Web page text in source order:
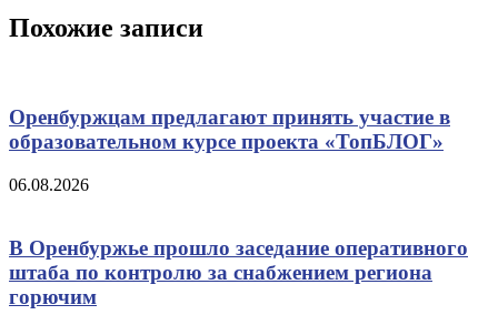
Похожие записи
Оренбуржцам предлагают принять участие в
образовательном курсе проекта «ТопБЛОГ»
06.08.2026
В Оренбуржье прошло заседание оперативного
штаба по контролю за снабжением региона
горючим